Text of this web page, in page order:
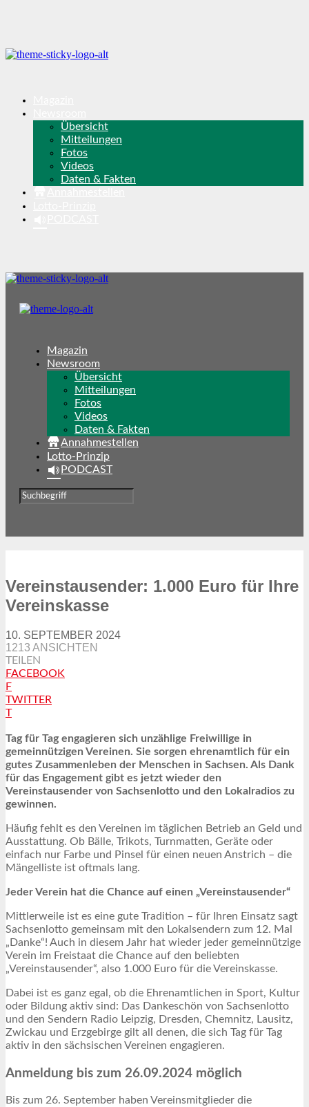
Übersicht
Mitteilungen
Fotos
Videos
Daten & Fakten
Magazin
Newsroom
Übersicht
Mitteilungen
Fotos
Videos
Daten & Fakten
Annahmestellen
Lotto-Prinzip
PODCAST
Vereinstausender: 1.000 Euro für Ihre
Vereinskasse
10. SEPTEMBER 2024
1213 ANSICHTEN
TEILEN
FACEBOOK
F
TWITTER
T
Tag für Tag engagieren sich unzählige Freiwillige in
gemeinnützigen Vereinen. Sie sorgen ehrenamtlich für ein
gutes Zusammenleben der Menschen in Sachsen. Als Dank
für das Engagement gibt es jetzt wieder den
Vereinstausender von Sachsenlotto und den Lokalradios zu
gewinnen.
Häufig fehlt es den Vereinen im täglichen Betrieb an Geld und
Ausstattung. Ob Bälle, Trikots, Turnmatten, Geräte oder
einfach nur Farbe und Pinsel für einen neuen Anstrich – die
Mängelliste ist oftmals lang.
Jeder Verein hat die Chance auf einen „Vereinstausender“
Mittlerweile ist es eine gute Tradition – für Ihren Einsatz sagt
Sachsenlotto gemeinsam mit den Lokalsendern zum 12. Mal
„Danke“! Auch in diesem Jahr hat wieder jeder gemeinnützige
Verein im Freistaat die Chance auf den beliebten
„Vereinstausender“, also 1.000 Euro für die Vereinskasse.
Dabei ist es ganz egal, ob die Ehrenamtlichen in Sport, Kultur
oder Bildung aktiv sind: Das Dankeschön von Sachsenlotto
und den Sendern Radio Leipzig, Dresden, Chemnitz, Lausitz,
Zwickau und Erzgebirge gilt all denen, die sich Tag für Tag
aktiv in den sächsischen Vereinen engagieren.
Anmeldung bis zum 26.09.2024 möglich
Bis zum 26. September haben Vereinsmitglieder die